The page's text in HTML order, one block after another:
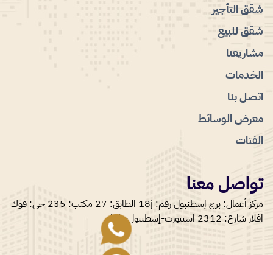
شقق التأجير
شقق للبيع
مشاريعنا
الخدمات
اتصل بنا
معرض الوسائط
الفئات
تواصل معنا
مركز أعمال: برج إسطنبول رقم: 18j الطابق: 27 مكتب: 235 حي: قوك
افلار شارع: 2312 اسنيورت-إسطنبول-تركيا.